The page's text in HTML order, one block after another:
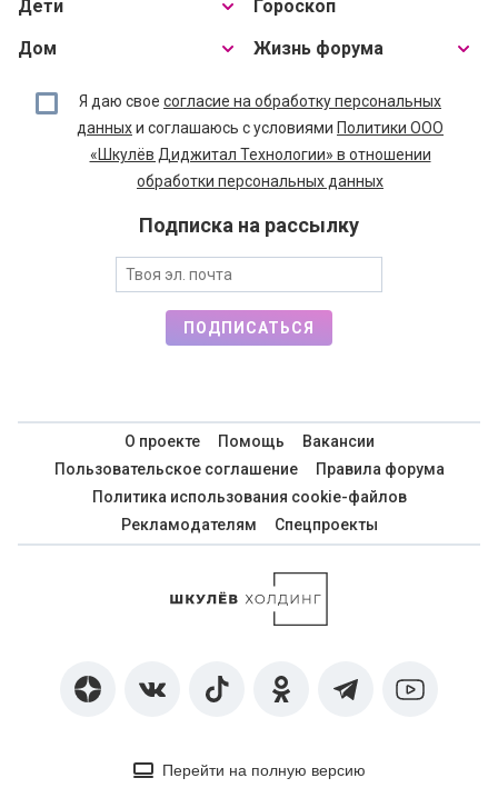
Дети
Дом
Гороскоп
Жизнь форума
Я даю свое согласие на обработку персональных
данныхи соглашаюсь с условиями Политики ООО
«Шкулёв Диджитал Технологии» в отношении
обработки персональных данных
Подписка на рассылку
ПОДПИСАТЬСЯ
О проекте Помощь
Вакансии
Пользовательское соглашение
Правила форума
Политика использования cookie-файлов
Рекламодателям
Спецпроекты
Перейти на полную версию